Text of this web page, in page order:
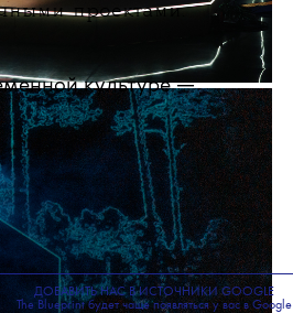
проектами.
культуре —
ДОБАВИТЬ НАС В ИСТОЧНИКИ GOOGLE
The Blueprint будет чаще появляться у вас в Google